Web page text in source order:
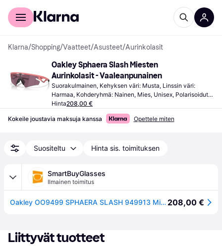
Kuluttajille
Klarna/Shopping/Vaatteet/Asusteet/Aurinkolasit
Oakley Sphaera Slash Miesten
Aurinkolasit - Vaaleanpunainen
Suorakulmainen, Kehyksen väri: Musta, Linssin väri:
Harmaa, Kohderyhmä: Nainen, Mies, Unisex, Polarisoidut,
UV-suojaus
Hinta208,00 €
Kokeile joustavia maksuja kanssa Opettele miten
Suositeltu Hinta sis. toimituksen
SmartBuyGlasses
Ilmainen toimitus
Oakley OO9499 SPHAERA SLASH 949913 Miesten Aurinkolasit Vaaleanpunainen 208,00 €
Liittyvät tuotteet